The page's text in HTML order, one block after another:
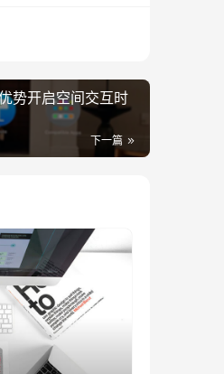
势开启空间交互时
下一篇